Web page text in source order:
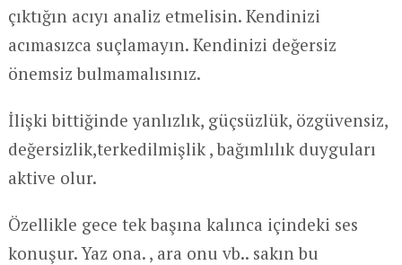
çıktığın acıyı analiz etmelisin. Kendinizi
acımasızca suçlamayın. Kendinizi değersiz
önemsiz bulmamalısınız.
İlişki bittiğinde yanlızlık, güçsüzlük, özgüvensiz,
değersizlik,terkedilmişlik , bağımlılık duyguları
aktive olur.
Özellikle gece tek başına kalınca içindeki ses
konuşur. Yaz ona. , ara onu vb.. sakın bu